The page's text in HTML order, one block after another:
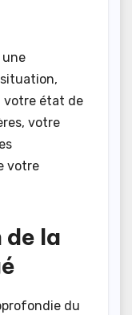
une
votre état de
votre
votre
la
du